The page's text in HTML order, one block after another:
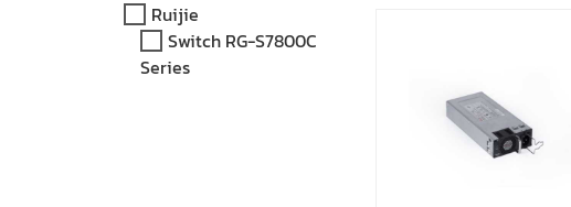
Ruijie
Switch RG-S7800C
Series